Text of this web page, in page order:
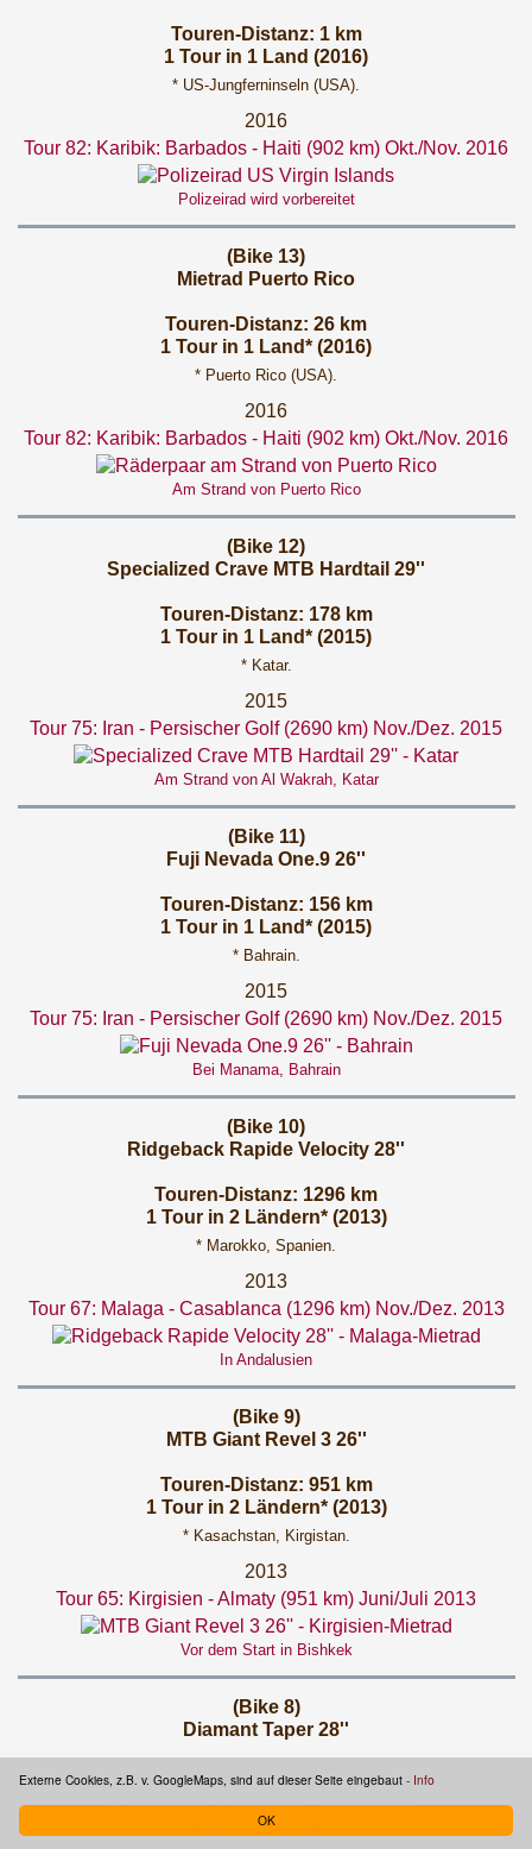
OK
Externe Cookies, z.B. v. GoogleMaps, sind auf dieser Seite eingebaut - Info
Touren-Distanz: 1 km
1 Tour in 1 Land (2016)
* US-Jungferninseln (USA).
2016
Tour 82: Karibik: Barbados - Haiti (902 km) Okt./Nov. 2016
Polizeirad wird vorbereitet
(Bike 13)
Mietrad Puerto Rico
Touren-Distanz: 26 km
1 Tour in 1 Land* (2016)
* Puerto Rico (USA).
2016
Tour 82: Karibik: Barbados - Haiti (902 km) Okt./Nov. 2016
Am Strand von Puerto Rico
(Bike 12)
Specialized Crave MTB Hardtail 29''
Touren-Distanz: 178 km
1 Tour in 1 Land* (2015)
* Katar.
2015
Tour 75: Iran - Persischer Golf (2690 km) Nov./Dez. 2015
Am Strand von Al Wakrah, Katar
(Bike 11)
Fuji Nevada One.9 26''
Touren-Distanz: 156 km
1 Tour in 1 Land* (2015)
* Bahrain.
2015
Tour 75: Iran - Persischer Golf (2690 km) Nov./Dez. 2015
Bei Manama, Bahrain
(Bike 10)
Ridgeback Rapide Velocity 28''
Touren-Distanz: 1296 km
1 Tour in 2 Ländern* (2013)
* Marokko, Spanien.
2013
Tour 67: Malaga - Casablanca (1296 km) Nov./Dez. 2013
In Andalusien
(Bike 9)
MTB Giant Revel 3 26''
Touren-Distanz: 951 km
1 Tour in 2 Ländern* (2013)
* Kasachstan, Kirgistan.
2013
Tour 65: Kirgisien - Almaty (951 km) Juni/Juli 2013
Vor dem Start in Bishkek
(Bike 8)
Diamant Taper 28''
Touren-Distanz: 680 km
* Deutschland, Tschechien.